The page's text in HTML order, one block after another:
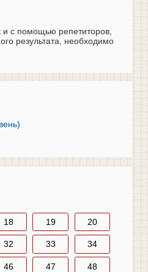
и с помощью репетиторов,
результата, необходимо
18 19 20
32 33 34
46 47 48